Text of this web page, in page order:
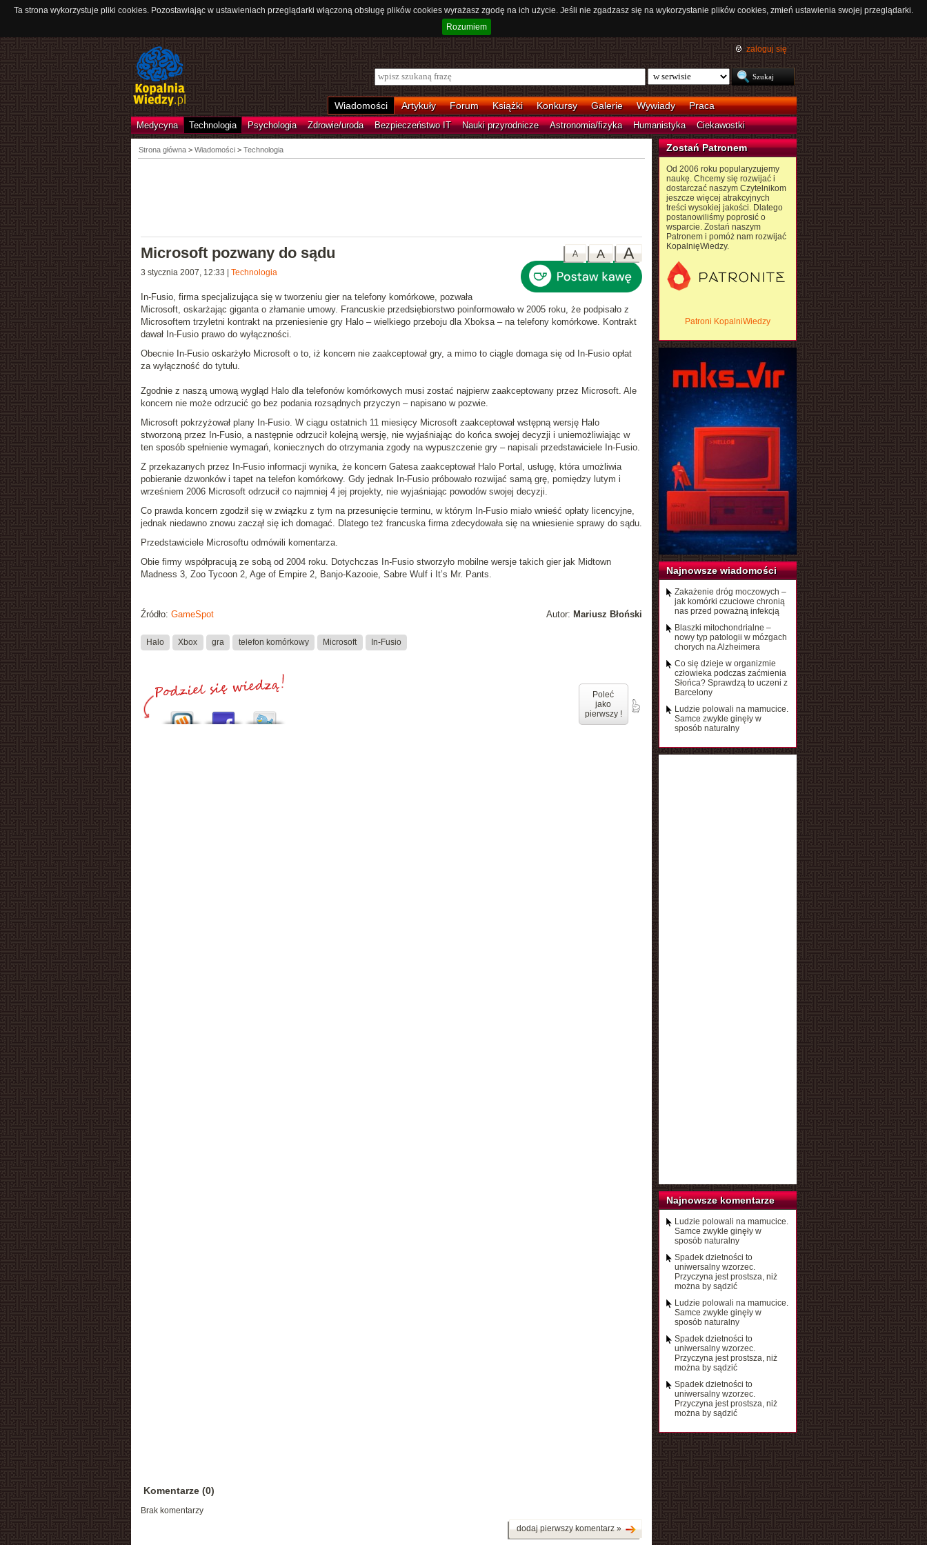
Ta strona wykorzystuje pliki cookies. Pozostawiając w ustawieniach przeglądarki włączoną obsługę plików cookies wyrażasz zgodę na ich użycie. Jeśli nie zgadzasz się na wykorzystanie plików cookies, zmień ustawienia swojej przeglądarki.
Rozumiem
zaloguj się
Wiadomości Artykuły Forum Książki Konkursy Galerie Wywiady Praca
Medycyna Technologia Psychologia Zdrowie/uroda Bezpieczeństwo IT Nauki przyrodnicze Astronomia/fizyka Humanistyka Ciekawostki
Strona główna> Wiadomości > Technologia
A
A
A
Microsoft pozwany do sądu
3 stycznia 2007, 12:33 Technologia
In-Fusio, firma specjalizująca się w tworzeniu gier na telefony komórkowe, pozwała
Microsoft, oskarżając giganta o złamanie umowy. Francuskie przedsiębiorstwo poinformowało w 2005 roku, że podpisało z
Microsoftem trzyletni kontrakt na przeniesienie gry Halo– wielkiego przeboju dla Xboksa – na telefony komórkowe. Kontrakt
dawał In-Fusio prawo do wyłączności.
Obecnie In-Fusio oskarżyło Microsoft o to, iż koncern nie zaakceptował gry, a mimo to ciągle domaga się od In-Fusio opłat
za wyłączność do tytułu.
Zgodnie z naszą umową wygląd Halo dla telefonów komórkowych musi zostać najpierw zaakceptowany przez Microsoft. Ale
koncern nie może odrzucić go bez podania rozsądnych przyczyn– napisano w pozwie.
Microsoft pokrzyżował plany In-Fusio. W ciągu ostatnich 11 miesięcy Microsoft zaakceptował wstępną wersję Halo
stworzoną przez In-Fusio, a następnie odrzucił kolejną wersję, nie wyjaśniając do końca swojej decyzji i uniemożliwiając w
ten sposób spełnienie wymagań, koniecznych do otrzymania zgody na wypuszczenie gry– napisali przedstawiciele In-Fusio.
Z przekazanych przez In-Fusio informacji wynika, że koncern Gatesa zaakceptował Halo Portal, usługę, która umożliwia
pobieranie dzwonków i tapet na telefon komórkowy. Gdy jednak In-Fusio próbowało rozwijać samą grę, pomiędzy lutym i
wrześniem 2006 Microsoft odrzucił co najmniej 4 jej projekty, nie wyjaśniając powodów swojej decyzji.
Co prawda koncern zgodził się w związku z tym na przesunięcie terminu, w którym In-Fusio miało wnieść opłaty licencyjne,
jednak niedawno znowu zaczął się ich domagać. Dlatego też francuska firma zdecydowała się na wniesienie sprawy do sądu.
Przedstawiciele Microsoftu odmówili komentarza.
Obie firmy współpracują ze sobą od 2004 roku. Dotychczas In-Fusio stworzyło mobilne wersje takich gier jak Midtown
Madness 3, Zoo Tycoon 2, Age of Empire 2, Banjo-Kazooie, Sabre Wulfi It’s Mr. Pants.
Autor: Mariusz Błoński
Źródło: GameSpot
Halo Xbox gra telefon komórkowy Microsoft In-Fusio
Poleć
jako
pierwszy !
Komentarze (0)
Brak komentarzy
dodaj pierwszy komentarz »
Zostań Patronem
Od 2006 roku popularyzujemy
naukę. Chcemy się rozwijać i
dostarczać naszym Czytelnikom
jeszcze więcej atrakcyjnych
treści wysokiej jakości. Dlatego
postanowiliśmy poprosić o
wsparcie. Zostań naszym
Patronem i pomóż nam rozwijać
KopalnięWiedzy.
Patroni KopalniWiedzy
Najnowsze wiadomości
Zakażenie dróg moczowych –
jak komórki czuciowe chronią
nas przed poważną infekcją
Blaszki mitochondrialne –
nowy typ patologii w mózgach
chorych na Alzheimera
Co się dzieje w organizmie
człowieka podczas zaćmienia
Słońca? Sprawdzą to uczeni z
Barcelony
Ludzie polowali na mamucice.
Samce zwykle ginęły w
sposób naturalny
Najnowsze komentarze
Ludzie polowali na mamucice.
Samce zwykle ginęły w
sposób naturalny
Spadek dzietności to
uniwersalny wzorzec.
Przyczyna jest prostsza, niż
można by sądzić
Ludzie polowali na mamucice.
Samce zwykle ginęły w
sposób naturalny
Spadek dzietności to
uniwersalny wzorzec.
Przyczyna jest prostsza, niż
można by sądzić
Spadek dzietności to
uniwersalny wzorzec.
Przyczyna jest prostsza, niż
można by sądzić